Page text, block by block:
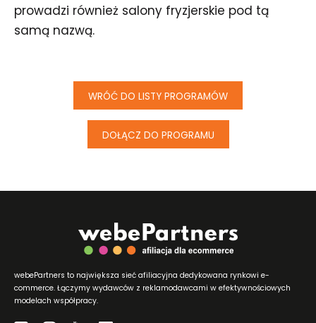
prowadzi również salony fryzjerskie pod tą
samą nazwą.
WRÓĆ DO LISTY PROGRAMÓW
DOŁĄCZ DO PROGRAMU
webePartners to największa sieć afiliacyjna dedykowana rynkowi e-
commerce. Łączymy wydawców z reklamodawcami w efektywnościowych
modelach współpracy.